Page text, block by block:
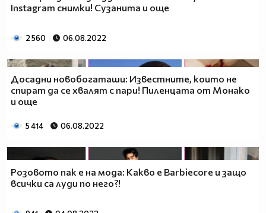
Instagram снимки! Сузанита и още
2 560 06.08.2022
Досадни новобогаташи: Известните, които не
спират да се хвалят с пари! Пиленцата от Монако
и още
5 414 06.08.2022
Розовото пак е на мода: Какво е Barbiecore и защо
всички са луди по него?!